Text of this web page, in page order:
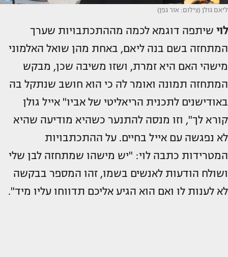
ליאם גולן (צילום: אור גפן)
לוי שיתפה דוגמא לכמה מההתכתבויות שערך
המתחזה בשם בנה ליאם, באחת מהן שואל האלמוני
מישהי האם היא זמרת, ושזו משיבה שכן, מבקש
המתחזה תמונה ואומר לה כי הוא חושב שנתקל בה
באודישנים לתכנית הריאליטי של אביו" אייל גולן
קורא לך", וזו מנסה להתנער כשהיא מודיעה שהיא
לא נפגשה עם אייל בחיים. על ההתכתבויות
המטרידות כתבה לוי: "יש מישהו שמתחזה לבן שלי
ושולח הודעות לאנשים בשמו, זהו המספר בבקשה
לא לענות לו ואם הוא הגיע אליכם תדווחו עליו מיד".